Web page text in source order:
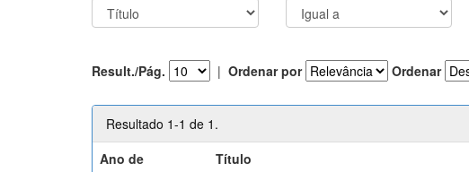
Result./Pág. | Ordenar por Ordenar
Resultado 1-1 de 1.
Ano de
Título